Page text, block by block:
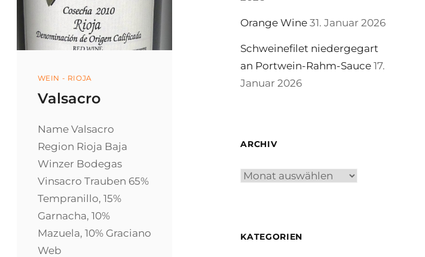
Categories
WEIN - RIOJA
Valsacro
Name Valsacro
Region Rioja Baja
Winzer Bodegas
Vinsacro Trauben 65%
Tempranillo, 15%
Garnacha, 10%
Mazuela, 10% Graciano
Web
Orange Wine 31. Januar 2026
Schweinefilet niedergegart
an Portwein-Rahm-Sauce 17.
Januar 2026
ARCHIV
Archiv
KATEGORIEN